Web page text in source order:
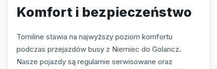
Komfort i bezpieczeństwo
Tomiline stawia na najwyższy poziom komfortu
podczas przejazdów busy z Niemiec do Golancz.
Nasze pojazdy są regularnie serwisowane oraz